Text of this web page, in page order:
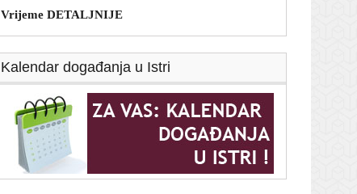
Vrijeme DETALJNIJE
Kalendar događanja u Istri